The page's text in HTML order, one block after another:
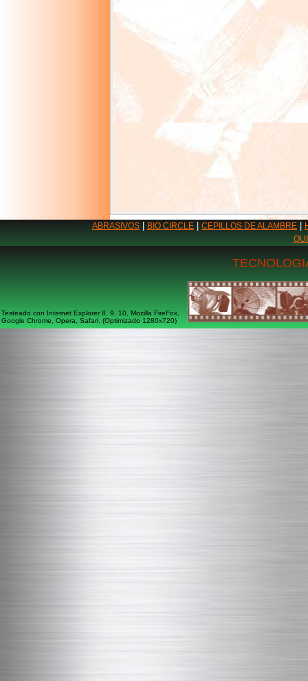
ABRASIVOS BIO CIRCLE CEPILLOS DE ALAMBRE
Testeado con Internet Explorer 8, 9, 10, Mozilla FireFox,
Google Chrome, Opera, Safari. (Optimizado 1280x720)